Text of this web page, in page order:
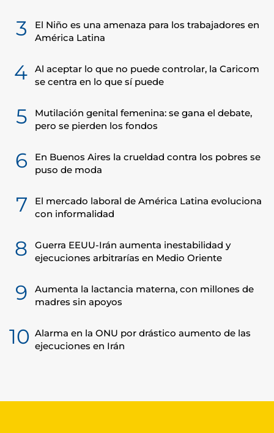
3
El Niño es una amenaza para los trabajadores en
América Latina
4
Al aceptar lo que no puede controlar, la Caricom
se centra en lo que sí puede
5
Mutilación genital femenina: se gana el debate,
pero se pierden los fondos
6
En Buenos Aires la crueldad contra los pobres se
puso de moda
7
El mercado laboral de América Latina evoluciona
con informalidad
8
Guerra EEUU-Irán aumenta inestabilidad y
ejecuciones arbitrarías en Medio Oriente
9
Aumenta la lactancia materna, con millones de
madres sin apoyos
10 Alarma en la ONU por drástico aumento de las
ejecuciones en Irán